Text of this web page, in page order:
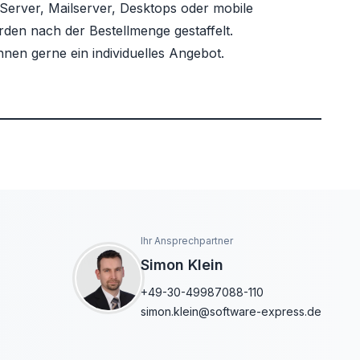
Mailserver, Desktops oder mobile
nach der Bestellmenge gestaffelt.
gerne ein individuelles Angebot.
Ihr Ansprechpartner
Simon Klein
+49-30-49987088-110
simon.klein@software-express.de